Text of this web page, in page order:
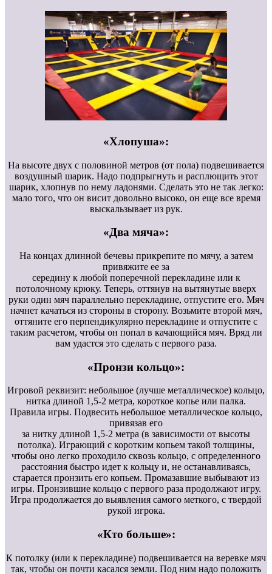
«Хлопуша»:
На высоте двух с половиной метров (от пола) подвешивается
воздушный шарик. Надо подпрыгнуть и расплющить этот
шарик, хлопнув по нему ладонями. Сделать это не так легко:
мало того, что он висит довольно высоко, он еще все время
выскальзывает из рук.
«Два мяча»:
На концах длинной бечевы прикрепите по мячу, а затем
привяжите ее за
середину к любой поперечной перекладине или к
потолочному крюку. Теперь, оттянув на вытянутые вверх
руки один мяч параллельно перекладине, отпустите его. Мяч
начнет качаться из стороны в сторону. Возьмите второй мяч,
оттяните его перпендикулярно перекладине и отпустите с
таким расчетом, чтобы он попал в качающийся мяч. Вряд ли
вам удастся это сделать с первого раза.
«Пронзи кольцо»:
Игровой реквизит: небольшое (лучше металлическое) кольцо,
нитка длиной 1,5-2 метра, короткое копье или палка.
Правила игры. Подвесить небольшое металлическое кольцо,
привязав его
за нитку длиной 1,5-2 метра (в зависимости от высоты
потолка). Играющий с коротким копьем такой толщины,
чтобы оно легко проходило сквозь кольцо, с определенного
расстояния быстро идет к кольцу и, не останавливаясь,
старается пронзить его копьем. Промазавшие выбывают из
игры. Пронзившие кольцо с первого раза продолжают игру.
Игра продолжается до выявления самого меткого, с твердой
рукой игрока.
«Кто больше»:
К потолку (или к перекладине) подвешивается на веревке мяч
так, чтобы он почти касался земли. Под ним надо положить